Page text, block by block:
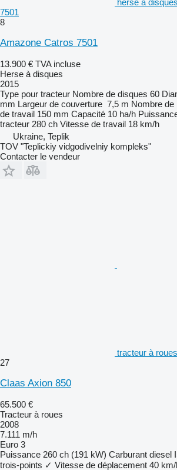
herse à
7501
8
Amazone Catros 7501
13.900 € TVA incluse
Herse à disques
2015
Type pour tracteur Nombre de disques 60
mm Largeur de couverture 7,5 m Nombre de
de travail 150 mm Capacité 10 ha/h
tracteur 280 ch Vitesse de travail 18 km/h
Ukraine, Teplik
TOV "Teplickiy vidgodivelniy kompleks"
Contacter le vendeur
tracteur à
27
Claas Axion 850
65.500 €
Tracteur à roues
2008
7.111 m/h
Euro 3
Puissance 260 ch (191 kW) Carburant diesel
trois-points ✓ Vitesse de déplacement 40